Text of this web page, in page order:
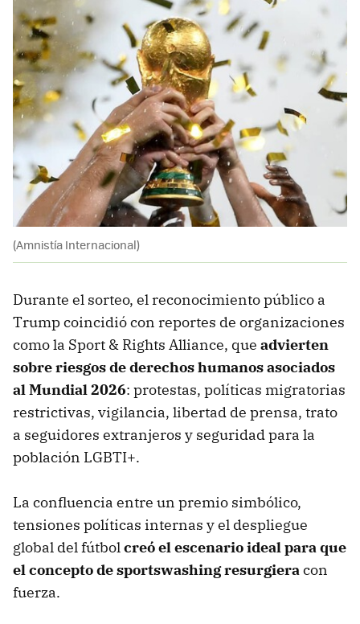
(Amnistía Internacional)
Durante el sorteo, el reconocimiento público a
Trump coincidió con reportes de organizaciones
como la Sport & Rights Alliance, que advierten
sobre riesgos de derechos humanos asociados
al Mundial 2026: protestas, políticas migratorias
restrictivas, vigilancia, libertad de prensa, trato
a seguidores extranjeros y seguridad para la
población LGBTI+.
La confluencia entre un premio simbólico,
tensiones políticas internas y el despliegue
global del fútbolcreó el escenario ideal para que
el concepto de sportswashing resurgieracon
fuerza.